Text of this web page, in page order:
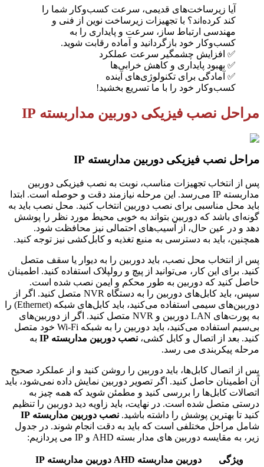
آیا زیرساخت‌های قدیمی، سرعت کسب‌وکار شما را
کند کرده‌اند؟ با تجهیزات زیرساخت نوین از فنی و
مهندسی ارتباط ساز، سرعت و پایداری را به
کسب‌وکار خود بازگردانید و آماده رقابت شوید.
✅ افزایش چشمگیر سرعت عملکرد
✅ بهبود پایداری و کاهش خرابی‌ها
✅ آمادگی برای تکنولوژی‌های آینده
کسب‌وکار خود را با ما تسریع بخشید!
مراحل نصب فیزیکی دوربین مداربسته IP
مراحل نصب فیزیکی دوربین مداربسته IP
پس از انتخاب تجهیزات مناسب، نوبت به نصب فیزیکی دوربین
مداربسته IP می‌رسد. این مرحله نیازمند دقت و حوصله است. ابتدا
باید محل مناسبی برای نصب دوربین انتخاب کنید. محل نصب باید به
گونه‌ای باشد که دوربین بتواند به خوبی محیط مورد نظر را پوشش
دهد و در عین حال، از آسیب‌های احتمالی نیز محافظت شود.
همچنین، باید به دسترسی به منبع تغذیه و کابل‌کشی نیز توجه کنید.
پس از انتخاب محل نصب، باید دوربین را به دیوار یا سقف متصل
کنید. برای این کار، می‌توانید از پیچ و رولپلاک استفاده کنید. اطمینان
حاصل کنید که دوربین به طور محکم و ایمن نصب شده است.
سپس، باید کابل‌های دوربین را به دستگاه NVR متصل کنید. اگر از
دوربین‌های سیمی استفاده می‌کنید، باید کابل‌های شبکه (Ethernet) را
به پورت‌های LAN دوربین و NVR متصل کنید. اگر از دوربین‌های
بی‌سیم استفاده می‌کنید، باید دوربین را به شبکه Wi-Fi خود متصل
کنید. بعد از اتصال و کابل کشی، نصب دوربین مداربسته IP
به
مرحله پیکربندی می رسد.
پس از اتصال کابل‌ها، باید دوربین را روشن کنید و از عملکرد صحیح
آن اطمینان حاصل کنید. اگر تصویر دوربین نمایش داده نمی‌شود، باید
اتصالات کابل‌ها را بررسی کنید و مطمئن شوید که همه چیز به
درستی متصل شده است. در نهایت، باید زاویه دید دوربین را تنظیم
کنید تا بهترین پوشش را داشته باشید. نصب دوربین مداربسته IP
شامل مراحل مختلفی است که باید به دقت انجام شوند. در جدول
زیر، به مقایسه دوربین های مدار بسته AHD و IP می پردازیم:
ویژگی دوربین مداربسته AHD
دوربین مداربسته IP